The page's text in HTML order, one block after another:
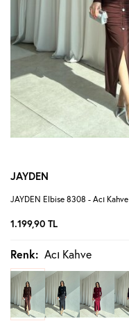
JAYDEN
JAYDEN Elbise 8308 - Acı Kahve
1.199,90 TL
Renk: Acı Kahve